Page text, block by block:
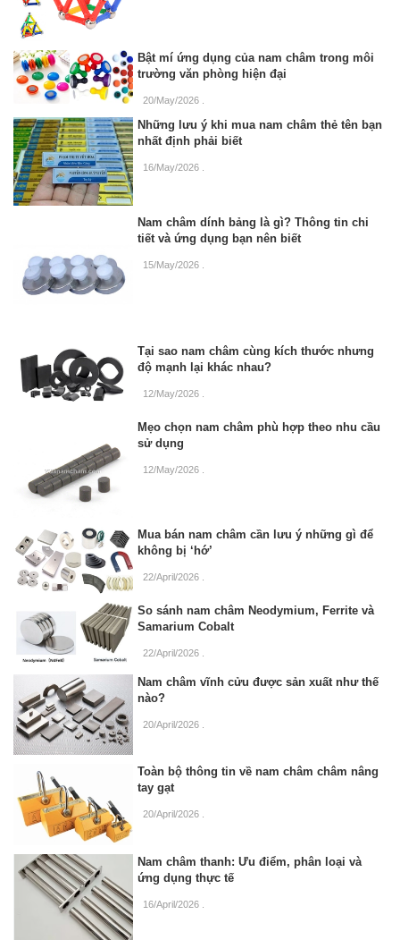
Bật mí ứng dụng của nam châm trong môi
trường văn phòng hiện đại
20/May/2026
Những lưu ý khi mua nam châm thẻ tên bạn
nhất định phải biết
16/May/2026
Nam châm dính bảng là gì? Thông tin chi
tiết và ứng dụng bạn nên biết
15/May/2026
Tại sao nam châm cùng kích thước nhưng
độ mạnh lại khác nhau?
12/May/2026
Mẹo chọn nam châm phù hợp theo nhu cầu
sử dụng
12/May/2026
Mua bán nam châm cần lưu ý những gì để
không bị ‘hớ’
22/April/2026
So sánh nam châm Neodymium, Ferrite và
Samarium Cobalt
22/April/2026
Nam châm vĩnh cửu được sản xuất như thế
nào?
20/April/2026 .
Toàn bộ thông tin về nam châm châm nâng
tay gạt
20/April/2026
Nam châm thanh: Ưu điểm, phân loại và
ứng dụng thực tế
16/April/2026